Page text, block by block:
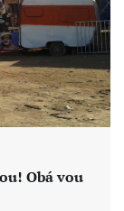
Obá vou